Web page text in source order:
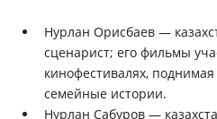
Нурлан Орисбаев —
сценарист; его фильмы
кинофестивалях,
семейные истории.
Нурлан Сабуров —